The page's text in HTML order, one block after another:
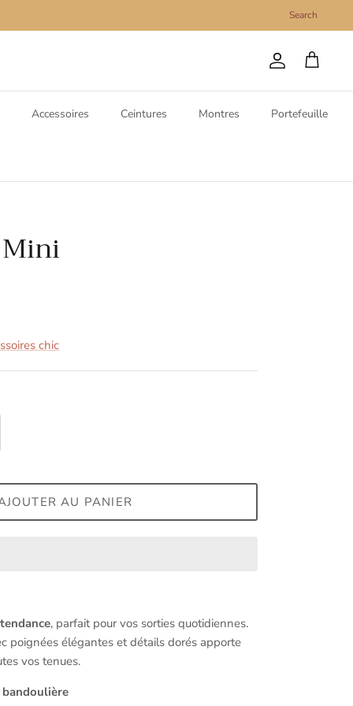
Search
Compte
Panier
Accessoires Ceintures Montres Portefeuille
Mini
chic
AU PANIER
, parfait pour vos sorties quotidiennes.
poignées élégantes et détails dorés apporte
vos tenues.